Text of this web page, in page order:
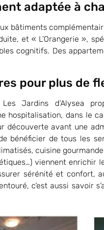
adaptée à
bâtiments
et « L’Orangerie »,
cognitifs. Des
pour plus de
Jardins d’Alysea
hospitalisation, dans le
découverte avant une
bénéficier de tous les
cuisine
viennent enrichir
sérénité et confort,
c’est aussi savoir